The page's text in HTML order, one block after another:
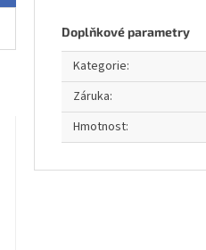
Doplňkové parametry
Kategorie:
Záruka:
Hmotnost: